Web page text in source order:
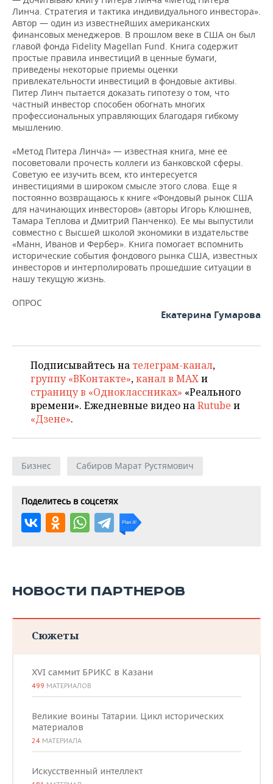
Линча. Стратегия и тактика индивидуального инвестора».
Автор — один из известнейших американских
финансовых менеджеров. В прошлом веке в США он был
главой фонда Fidelity Magellan Fund. Книга содержит
простые правила инвестиций в ценные бумаги,
приведены некоторые приемы оценки
привлекательности инвестиций в фондовые активы.
Питер Линч пытается доказать гипотезу о том, что
частный инвестор способен обогнать многих
профессиональных управляющих благодаря гибкому
мышлению.
«Метод Питера Линча» — известная книга, мне ее
посоветовали прочесть коллеги из банковской сферы.
Советую ее изучить всем, кто интересуется
инвестициями в широком смысле этого слова. Еще я
постоянно возвращаюсь к книге «Фондовый рынок США
для начинающих инвесторов» (авторы Игорь Клюшнев,
Тамара Теплова и Дмитрий Панченко). Ее мы выпустили
совместно с Высшей школой экономики в издательстве
«Манн, Иванов и Фербер». Книга помогает вспомнить
исторические события фондового рынка США, известных
инвесторов и интерполировать прошедшие ситуации в
нашу текущую жизнь.
ОПРОС
Екатерина Гумарова
Подписывайтесь на телеграм-канал,
группу «ВКонтакте»,канал в MAXи
страницу в «Одноклассниках» «Реального
времени». Ежедневные видео наRutube и
«Дзене».
Бизнес Сабиров Марат Рустямович
Поделитесь в соцсетях
НОВОСТИ ПАРТНЕРОВ
Сюжеты
XVI саммит БРИКС в Казани
499 МАТЕРИАЛОВ
Великие воины Татарии. Цикл исторических
материалов
24 МАТЕРИАЛА
Искусственный интеллект